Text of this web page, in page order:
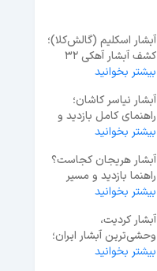
آبشار اسکلیم (گالش‌کلا)؛
کشف آبشار آهکی ۳۲
متری در لفور
بیشتر بخوانید
آبشار نیاسر کاشان؛
راهنمای کامل بازدید و
مسیر دسترسی
بیشتر بخوانید
آبشار هریجان کجاست؟
راهنما بازدید و مسیر
دسترسی + نقشه
بیشتر بخوانید
آبشار کردیت،
وحشی‌ترین آبشار ایران؛
مسیر دسترسی+نقشه
بیشتر بخوانید